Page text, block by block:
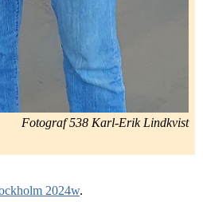
Fotograf 538 Karl-Erik Lindkvist
2024w.